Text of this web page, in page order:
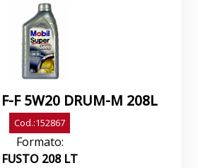
F 5W20 DRUM-M 208L
Cod.:152867
Formato:
FUSTO 208 LT